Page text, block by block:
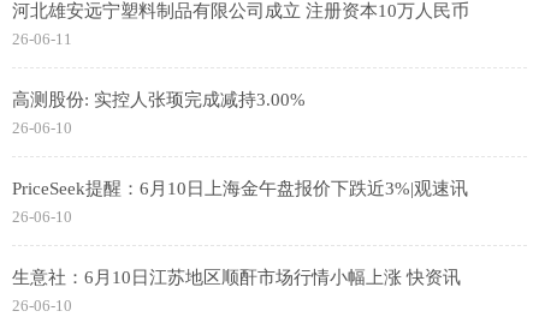
河北雄安远宁塑料制品有限公司成立 注册资本10万人民币
26-06-11
高测股份: 实控人张顼完成减持3.00%
26-06-10
PriceSeek提醒：6月10日上海金午盘报价下跌近3%|观速讯
26-06-10
生意社：6月10日江苏地区顺酐市场行情小幅上涨 快资讯
26-06-10